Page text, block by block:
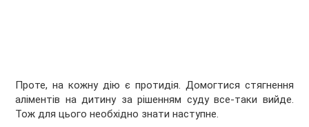
Проте, на кожну дію є протидія. Домогтися стягнення
аліментів на дитину за рішенням суду все-таки вийде.
Тож для цього необхідно знати наступне.